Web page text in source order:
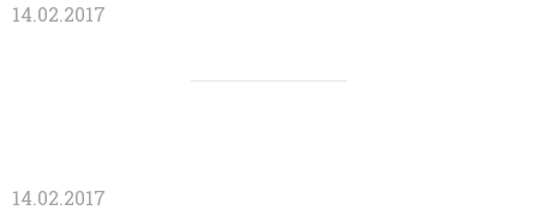
14.02.2017
14.02.2017